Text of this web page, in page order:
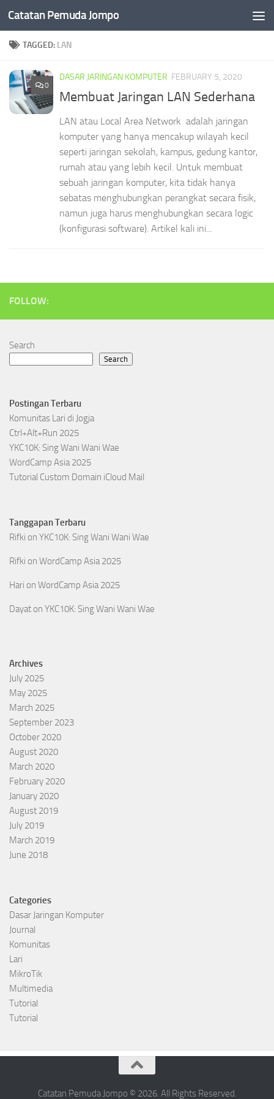
Skip to content
Catatan Pemuda Jompo
TAGGED: LAN
0
DASAR JARINGAN KOMPUTER FEBRUARY 5, 2020
Membuat Jaringan LAN Sederhana
LAN atau Local Area Network adalah jaringan
komputer yang hanya mencakup wilayah kecil
seperti jaringan sekolah, kampus, gedung kantor,
rumah atau yang lebih kecil. Untuk membuat
sebuah jaringan komputer, kita tidak hanya
sebatas menghubungkan perangkat secara fisik,
namun juga harus menghubungkan secara logic
(konfigurasi software). Artikel kali ini...
FOLLOW:
Search
Search
Postingan Terbaru
Komunitas Lari di Jogja
Ctrl+Alt+Run 2025
YKC10K: Sing Wani Wani Wae
WordCamp Asia 2025
Tutorial Custom Domain iCloud Mail
Tanggapan Terbaru
Rifki on YKC10K: Sing Wani Wani Wae
Rifki on WordCamp Asia 2025
Hari on WordCamp Asia 2025
Dayat on YKC10K: Sing Wani Wani Wae
Archives
July 2025
May 2025
March 2025
September 2023
October 2020
August 2020
March 2020
February 2020
January 2020
August 2019
July 2019
March 2019
June 2018
Categories
Dasar Jaringan Komputer
Journal
Komunitas
Lari
MikroTik
Multimedia
Tutorial
Tutorial
Catatan Pemuda Jompo © 2026. All Rights Reserved.